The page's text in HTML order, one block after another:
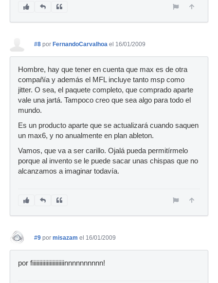
#8 por FernandoCarvalhoa el 16/01/2009
Hombre, hay que tener en cuenta que max es de otra
compañía y además el MFL incluye tanto msp como
jitter. O sea, el paquete completo, que comprado aparte
vale una jartá. Tampoco creo que sea algo para todo el
mundo.
Es un producto aparte que se actualizará cuando saquen
un max6, y no anualmente en plan ableton.
Vamos, que va a ser carillo. Ojalá pueda permitírmelo
porque al invento se le puede sacar unas chispas que no
alcanzamos a imaginar todavía.
#9 por misazam el 16/01/2009
por fiiiiiiiiiiiiiiiiiiiiiinnnnnnnnnn!